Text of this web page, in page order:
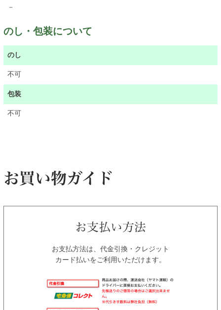
－
のし・包装について
のし
不可
包装
不可
お支払方法は、代金引換・クレジット
カード払いをご利用いただけます。